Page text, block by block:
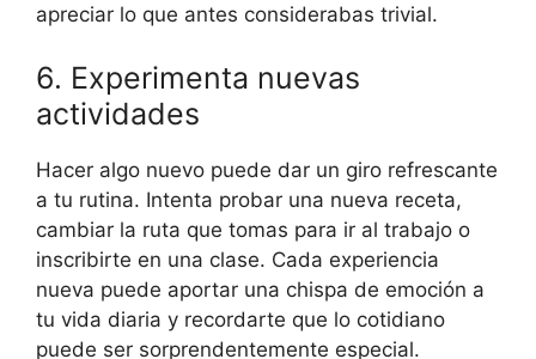
apreciar lo que antes considerabas trivial.
6. Experimenta nuevas
actividades
Hacer algo nuevo puede dar un giro refrescante
a tu rutina. Intenta probar una nueva receta,
cambiar la ruta que tomas para ir al trabajo o
inscribirte en una clase. Cada experiencia
nueva puede aportar una chispa de emoción a
tu vida diaria y recordarte que lo cotidiano
puede ser sorprendentemente especial.